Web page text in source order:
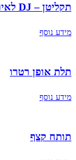
תקליטן – DJ לאירועים
מידע נוסף
תלת אופן רטרו
מידע נוסף
תותח קצף